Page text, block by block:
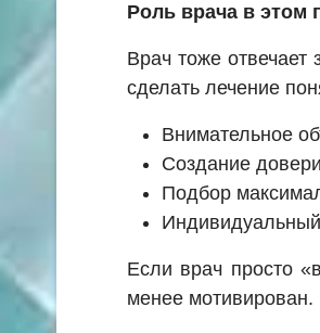
Роль врача в этом
Врач тоже
сделать лечение
Внимательное
Создание
Подбор
Если врач просто
менее мотивирован.